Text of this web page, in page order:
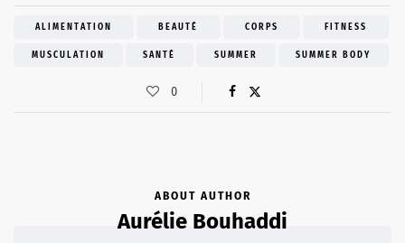
ALIMENTATION BEAUTÉ CORPS FITNESS
MUSCULATION SANTÉ SUMMER SUMMER BODY
0
ABOUT AUTHOR
Aurélie Bouhaddi